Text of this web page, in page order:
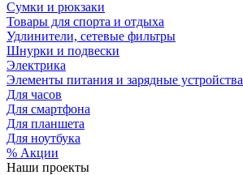
Сумки и рюкзаки
Товары для спорта и отдыха
Удлинители, сетевые фильтры
Шнурки и подвески
Электрика
Элементы питания и зарядные устройства
Для часов
Для смартфона
Для планшета
Для ноутбука
% Акции
Наши проекты